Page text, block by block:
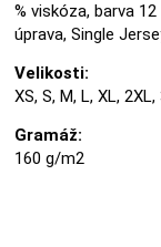
% viskóza, barva
úprava, Single
Velikosti:
XS, S, M, L, XL, 2XL,
Gramáž:
160 g/m2